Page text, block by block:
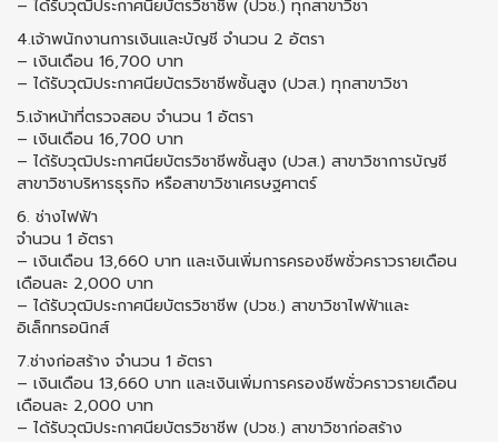
– ได้รับวุฒิประกาศนียบัตรวิชาชีพ (ปวช.) ทุกสาขาวิชา
4.เจ้าพนักงานการเงินและบัญชี จำนวน 2 อัตรา
– เงินเดือน 16,700 บาท
– ได้รับวุฒิประกาศนียบัตรวิชาชีพชั้นสูง (ปวส.) ทุกสาขาวิชา
5.เจ้าหน้าที่ตรวจสอบ จำนวน 1 อัตรา
– เงินเดือน 16,700 บาท
– ได้รับวุฒิประกาศนียบัตรวิชาชีพชั้นสูง (ปวส.) สาขาวิชาการบัญชี
สาขาวิชาบริหารธุรกิจ หรือสาขาวิชาเศรษฐศาตร์
6. ช่างไฟฟ้า
จำนวน 1 อัตรา
– เงินเดือน 13,660 บาท และเงินเพิ่มการครองชีพชั่วคราวรายเดือน
เดือนละ 2,000 บาท
– ได้รับวุฒิประกาศนียบัตรวิชาชีพ (ปวช.) สาขาวิชาไฟฟ้าและ
อิเล็กทรอนิกส์
7.ช่างก่อสร้าง จำนวน 1 อัตรา
– เงินเดือน 13,660 บาท และเงินเพิ่มการครองชีพชั่วคราวรายเดือน
เดือนละ 2,000 บาท
– ได้รับวุฒิประกาศนียบัตรวิชาชีพ (ปวช.) สาขาวิชาก่อสร้าง